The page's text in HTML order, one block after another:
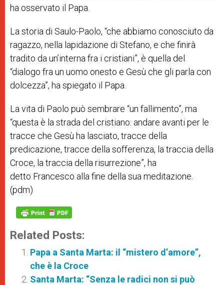
ha osservato il Papa.
La storia di Saulo-Paolo, “che abbiamo conosciuto da
ragazzo, nella lapidazione di Stefano, e che finirà
tradito da un’interna fra i cristiani”, è quella del
“dialogo fra un uomo onesto e Gesù che gli parla con
dolcezza”, ha spiegato il Papa.
La vita di Paolo può sembrare “un fallimento”, ma
“questa è la strada del cristiano: andare avanti per le
tracce che Gesù ha lasciato, tracce della
predicazione, tracce della sofferenza, la traccia della
Croce, la traccia della risurrezione”, ha
detto Francesco alla fine della sua meditazione.
(pdm)
Related Posts:
Papa a Santa Marta: il “mistero d’amore”,
che è la Croce
Santa Marta: “Senza le radici non si può